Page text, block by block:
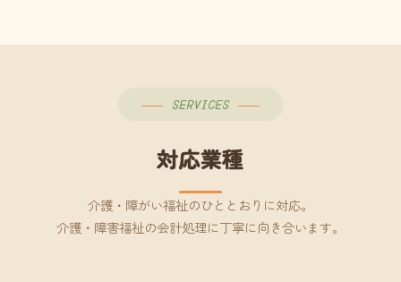
SERVICES
対応業種
介護・障がい福祉のひととおりに対応。
介護・障害福祉の会計処理に丁寧に向き合います。